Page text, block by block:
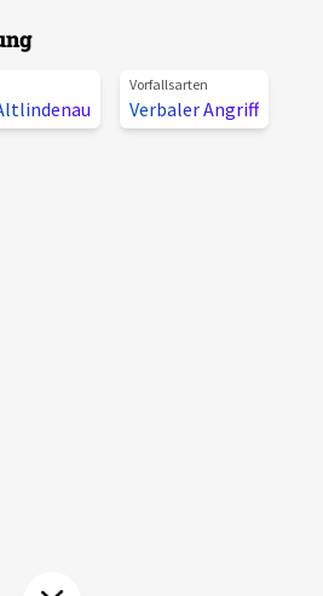
Vorfallsarten
Verbaler Angriff